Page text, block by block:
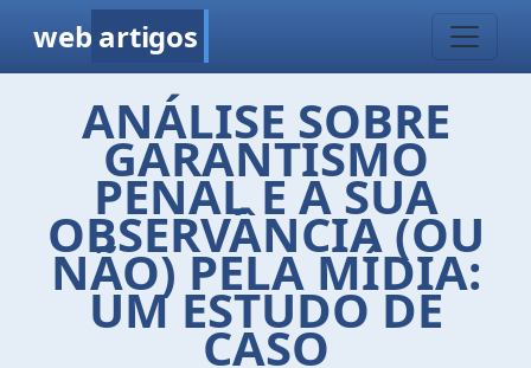
web artigos
ANÁLISE SOBRE
GARANTISMO
PENAL E A SUA
OBSERVÂNCIA (OU
NÃO) PELA MÍDIA:
UM ESTUDO DE
CASO